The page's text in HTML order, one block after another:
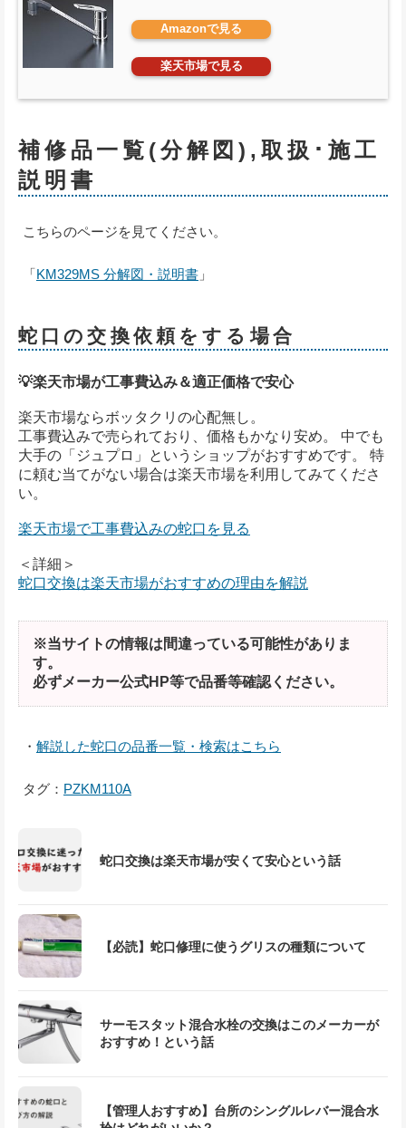
Amazonで見る
楽天市場で見る
補修品一覧(分解図),取扱･施工
説明書
こちらのページを見てください。
「KM329MS 分解図・説明書 」
蛇口の交換依頼をする場合
💡楽天市場が工事費込み＆適正価格で安心
楽天市場ならボッタクリの心配無し。
工事費込みで売られており、価格もかなり安め。 中でも
大手の「ジュプロ」というショップがおすすめです。 特
に頼む当てがない場合は楽天市場を利用してみてくださ
い。
楽天市場で工事費込みの蛇口を見る
＜詳細＞
蛇口交換は楽天市場がおすすめの理由を解説
※当サイトの情報は間違っている可能性がありま
す。
必ずメーカー公式HP等で品番等確認ください。
・ 解説した蛇口の品番一覧・検索はこちら
タグ： PZKM110A
蛇口交換は楽天市場が安くて安心という話
【必読】蛇口修理に使うグリスの種類について
サーモスタット混合水栓の交換はこのメーカーが
おすすめ！という話
【管理人おすすめ】台所のシングルレバー混合水